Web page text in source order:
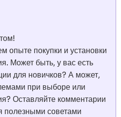
опыте покупки и установки
Может быть, у вас есть
для новичков? А может,
при выборе или
Оставляйте комментарии
полезными советами